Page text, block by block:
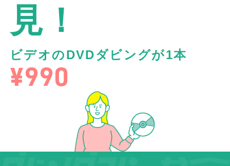
見！
ビデオのDVDダビングが1本
¥990